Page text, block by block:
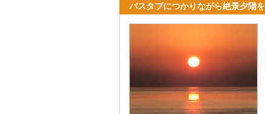
バスタブにつかりながら絶景夕陽